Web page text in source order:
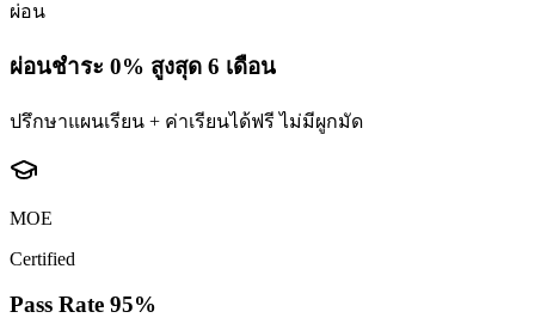
ผ่อน
ผ่อนชำระ 0% สูงสุด 6 เดือน
ปรึกษาแผนเรียน + ค่าเรียนได้ฟรี ไม่มีผูกมัด
MOE
Certified
Pass Rate 95%